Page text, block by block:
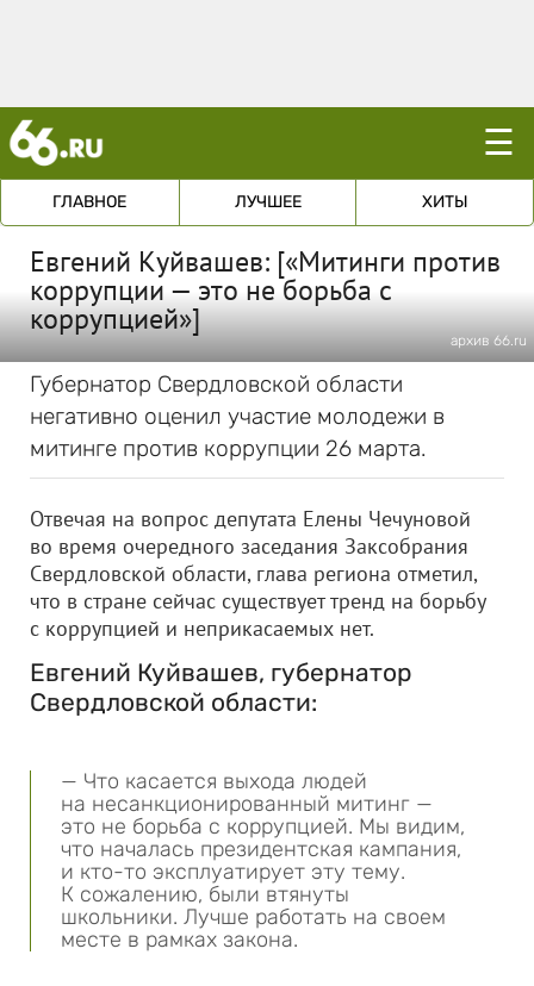
☰
ГЛАВНОЕ ЛУЧШЕЕ ХИТЫ
Евгений Куйвашев: [«Митинги против
коррупции — это не борьба с
коррупцией»]
архив 66.ru
Губернатор Свердловской области
негативно оценил участие молодежи в
митинге против коррупции 26 марта.
Отвечая на вопрос депутата Елены Чечуновой
во время очередного заседания Заксобрания
Свердловской области, глава региона отметил,
что в стране сейчас существует тренд на борьбу
с коррупцией и неприкасаемых нет.
Евгений Куйвашев, губернатор
Свердловской области:
— Что касается выхода людей
на несанкционированный митинг —
это не борьба с коррупцией. Мы видим,
что началась президентская кампания,
и кто-то эксплуатирует эту тему.
К сожалению, были втянуты
школьники. Лучше работать на своем
месте в рамках закона.